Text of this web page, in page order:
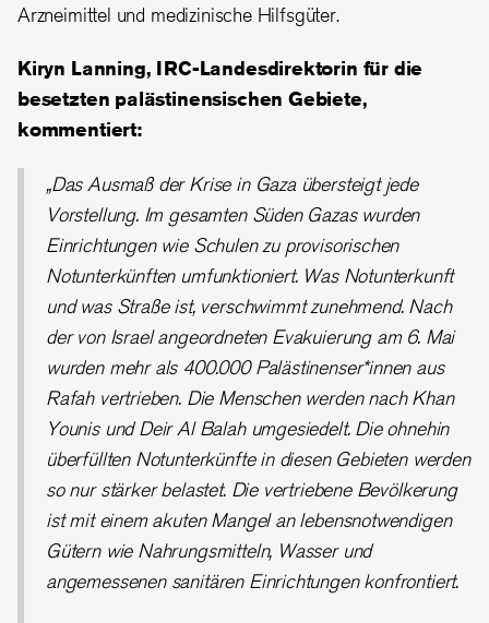
Arzneimittel und medizinische Hilfsgüter.
Kiryn Lanning, IRC-Landesdirektorin für die
besetzten palästinensischen Gebiete,
kommentiert:
„Das Ausmaß der Krise in Gaza übersteigt jede
Vorstellung. Im gesamten Süden Gazas wurden
Einrichtungen wie Schulen zu provisorischen
Notunterkünften umfunktioniert. Was Notunterkunft
und was Straße ist, verschwimmt zunehmend. Nach
der von Israel angeordneten Evakuierung am 6. Mai
wurden mehr als 400.000 Palästinenser*innen aus
Rafah vertrieben. Die Menschen werden nach Khan
Younis und Deir Al Balah umgesiedelt. Die ohnehin
überfüllten Notunterkünfte in diesen Gebieten werden
so nur stärker belastet. Die vertriebene Bevölkerung
ist mit einem akuten Mangel an lebensnotwendigen
Gütern wie Nahrungsmitteln, Wasser und
angemessenen sanitären Einrichtungen konfrontiert.